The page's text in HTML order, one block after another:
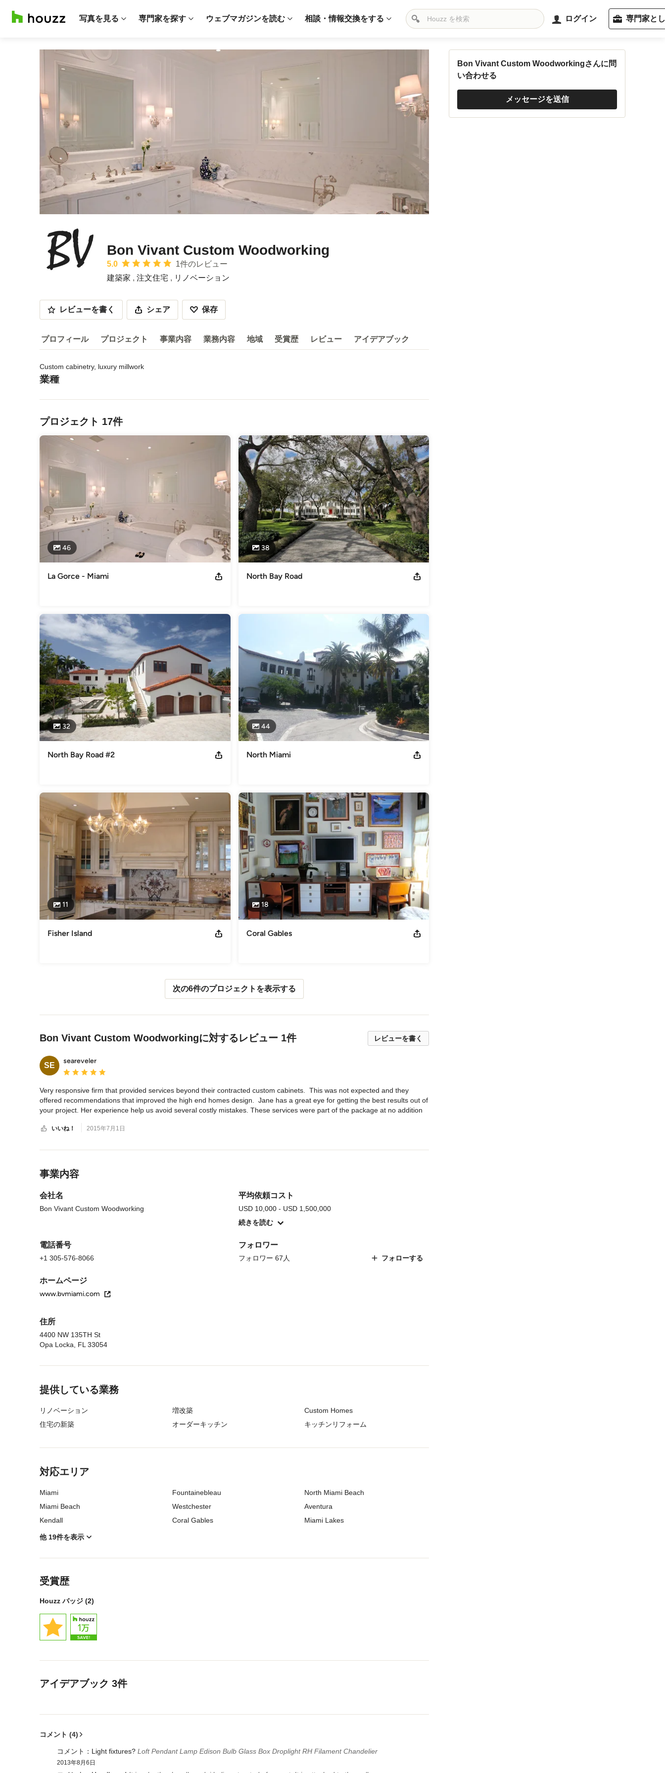
写真を見る 専門家を探す ウェブマガジンを読む 相談・情報交換をする ログイン 専門家と
Bon Vivant Custom Woodworking
平均評価：5つ星中 星5
5.0
1件のレビュー
建築家 , 注文住宅 , リノベーション
レビューを書く シェア 保存
プロフィール プロジェクト 事業内容 業務内容 地域 受賞歴 レビュー アイデアブック
プロフィール
Custom cabinetry, luxury millwork
業種
プロジェクト 17件
46
La Gorce - Miami
38
North Bay Road
32
North Bay Road #2
44
North Miami
11
Fisher Island
18
Coral Gables
次の6件のプロジェクトを表示する
レビューを書く
Bon Vivant Custom Woodworkingに対するレビュー 1件
SE
seareveler
平均評価：5つ星中 星5
Very responsive firm that provided services beyond their contracted custom cabinets.  This was not expected and they
offered recommendations that improved the high end homes design.  Jane has a great eye for getting the best results out of
your project. Her experience help us avoid several costly mistakes. These services were part of the package at no addition
いいね！ 2015年7月1日
事業内容
会社名
Bon Vivant Custom Woodworking
電話番号
+1 305-576-8066
ホームページ
www.bvmiami.com
住所
4400 NW 135TH St
Opa Locka, FL 33054
平均依頼コスト
USD 10,000 - USD 1,500,000
続きを読む
フォロワー
フォロワー 67人 フォローする
提供している業務
リノベーション
住宅の新築
増改築
オーダーキッチン
Custom Homes
キッチンリフォーム
対応エリア
Miami
Miami Beach
Kendall
Fountainebleau
Westchester
Coral Gables
North Miami Beach
Aventura
Miami Lakes
他 19件を表示
受賞歴
Houzz バッジ (2)
アイデアブック 3件
コメント (4)
コメント： Light fixtures? Loft Pendant Lamp Edison Bulb Glass Box Droplight RH Filament Chandelier
2013年8月6日
Bon Vivant Custom Woodworkingさんに問
い合わせる
メッセージを送信